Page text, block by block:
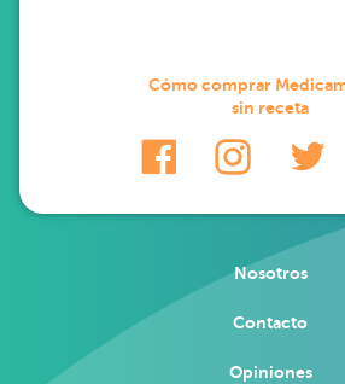
Cómo comprar
sin receta
Nosotros
Contacto
Opiniones